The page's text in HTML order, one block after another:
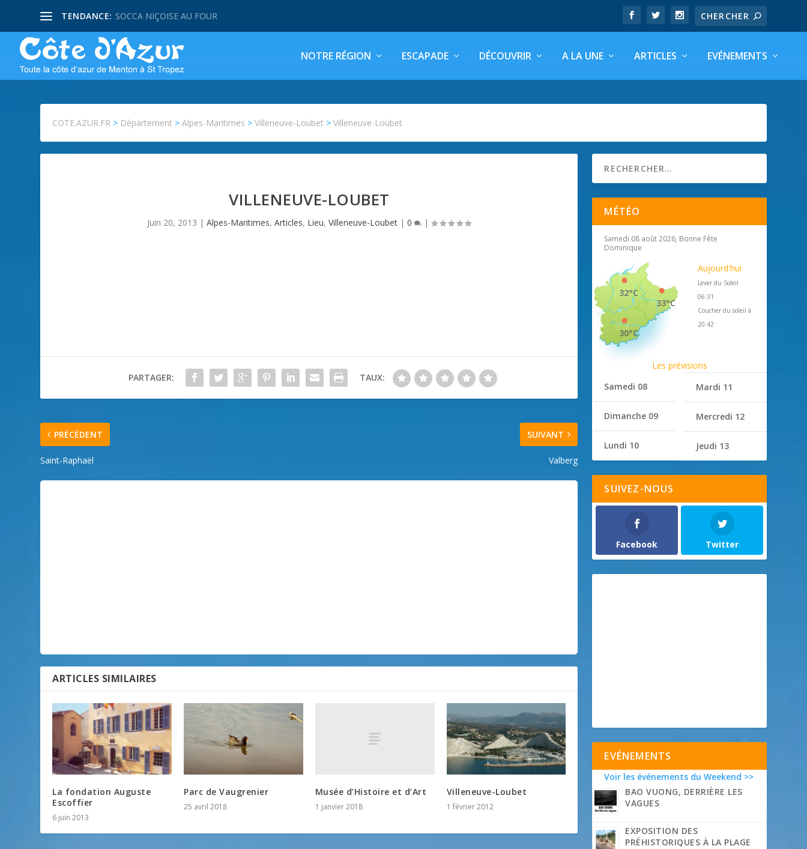
TENDANCE: SOCCA NIÇOISE AU FOUR
NOTRE RÉGION ESCAPADE DÉCOUVRIR A LA UNE ARTICLES EVÉNEMENTS
COTE.AZUR.FR > Département >Alpes-Maritimes >Villeneuve-Loubet >Villeneuve-Loubet
VILLENEUVE-LOUBET
Juin 20, 2013 |Alpes-Maritimes,Articles, Lieu,Villeneuve-Loubet |0 |
PARTAGER: TAUX:
PRÉCÉDENT
Saint-Raphaël
SUIVANT
Valberg
ARTICLES SIMILAIRES
La fondation Auguste
Escoffier
6 juin 2013
Parc de Vaugrenier
25 avril 2018
Musée d’Histoire et d’Art
1 janvier 2018
Villeneuve-Loubet
1 février 2012
MÉTÉO
Samedi 08 août 2026, Bonne Fête
Dominique
33°C
32°C
30°C
Aujourd'hui
Lever du Soleil
06:31
Coucher du soleil à
20:42
Les prévisions
Samedi 08
Dimanche 09
Lundi 10
Mardi 11
Mercredi 12
Jeudi 13
SUIVEZ-NOUS
Facebook Twitter
EVÉNEMENTS
Voir les événements du Weekend >>
BAO VUONG, DERRIÈRE LES
VAGUES
EXPOSITION DES
PRÉHISTORIQUES À LA PLAGE